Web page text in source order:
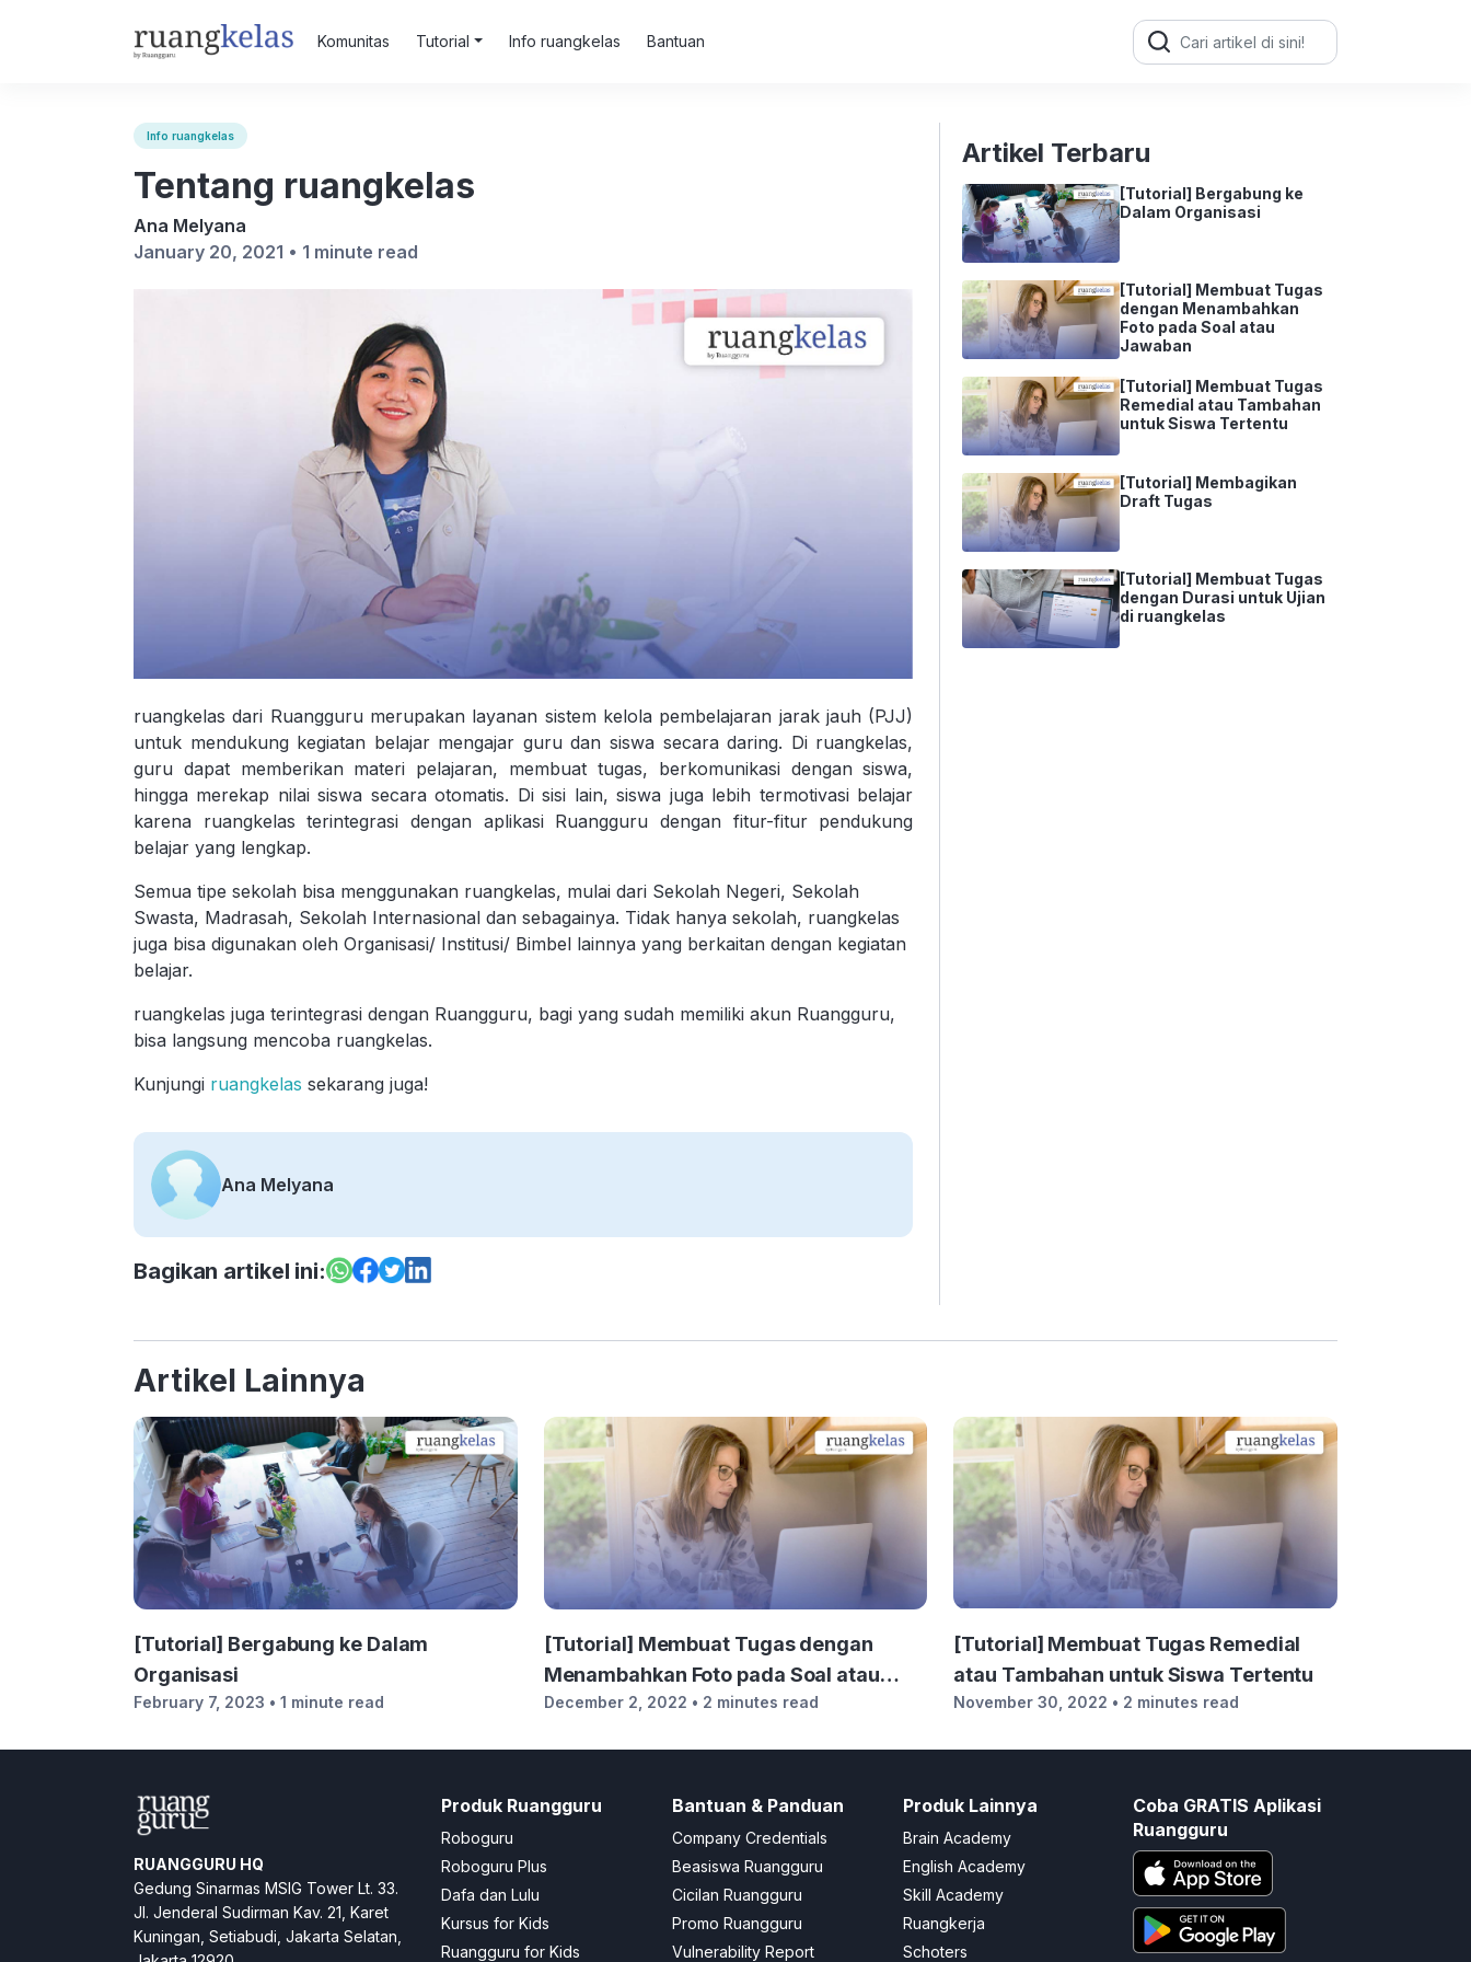
Komunitas Tutorial Info ruangkelas Bantuan
Search
for:
Info ruangkelas
Tentang ruangkelas
Ana Melyana
January 20, 2021 • 1 minute read
ruangkelas dari Ruangguru merupakan layanan sistem kelola pembelajaran jarak jauh (PJJ)
untuk mendukung kegiatan belajar mengajar guru dan siswa secara daring. Di ruangkelas,
guru dapat memberikan materi pelajaran, membuat tugas, berkomunikasi dengan siswa,
hingga merekap nilai siswa secara otomatis. Di sisi lain, siswa juga lebih termotivasi belajar
karena ruangkelas terintegrasi dengan aplikasi Ruangguru dengan fitur-fitur pendukung
belajar yang lengkap.
Semua tipe sekolah bisa menggunakan ruangkelas, mulai dari Sekolah Negeri, Sekolah
Swasta, Madrasah, Sekolah Internasional dan sebagainya. Tidak hanya sekolah, ruangkelas
juga bisa digunakan oleh Organisasi/ Institusi/ Bimbel lainnya yang berkaitan dengan kegiatan
belajar.
ruangkelas juga terintegrasi dengan Ruangguru, bagi yang sudah memiliki akun Ruangguru,
bisa langsung mencoba ruangkelas.
Kunjungi ruangkelas sekarang juga!
Ana Melyana
Bagikan artikel ini:
Artikel Terbaru
[Tutorial] Bergabung ke
Dalam Organisasi
[Tutorial] Membuat Tugas
dengan Menambahkan
Foto pada Soal atau
Jawaban
[Tutorial] Membuat Tugas
Remedial atau Tambahan
untuk Siswa Tertentu
[Tutorial] Membagikan
Draft Tugas
[Tutorial] Membuat Tugas
dengan Durasi untuk Ujian
di ruangkelas
Artikel Lainnya
[Tutorial] Bergabung ke Dalam
Organisasi
February 7, 2023 • 1 minute read
[Tutorial] Membuat Tugas dengan
Menambahkan Foto pada Soal atau
Jawaban
December 2, 2022 • 2 minutes read
[Tutorial] Membuat Tugas Remedial
atau Tambahan untuk Siswa Tertentu
November 30, 2022 • 2 minutes read
RUANGGURU HQ
Gedung Sinarmas MSIG Tower Lt. 33.
Jl. Jenderal Sudirman Kav. 21, Karet
Kuningan, Setiabudi, Jakarta Selatan,
Produk Ruangguru
Roboguru
Roboguru Plus
Dafa dan Lulu
Kursus for Kids
Ruangguru for Kids
Bantuan & Panduan
Company Credentials
Beasiswa Ruangguru
Cicilan Ruangguru
Promo Ruangguru
Vulnerability Report
Produk Lainnya
Brain Academy
English Academy
Skill Academy
Ruangkerja
Schoters
Coba GRATIS Aplikasi
Ruangguru